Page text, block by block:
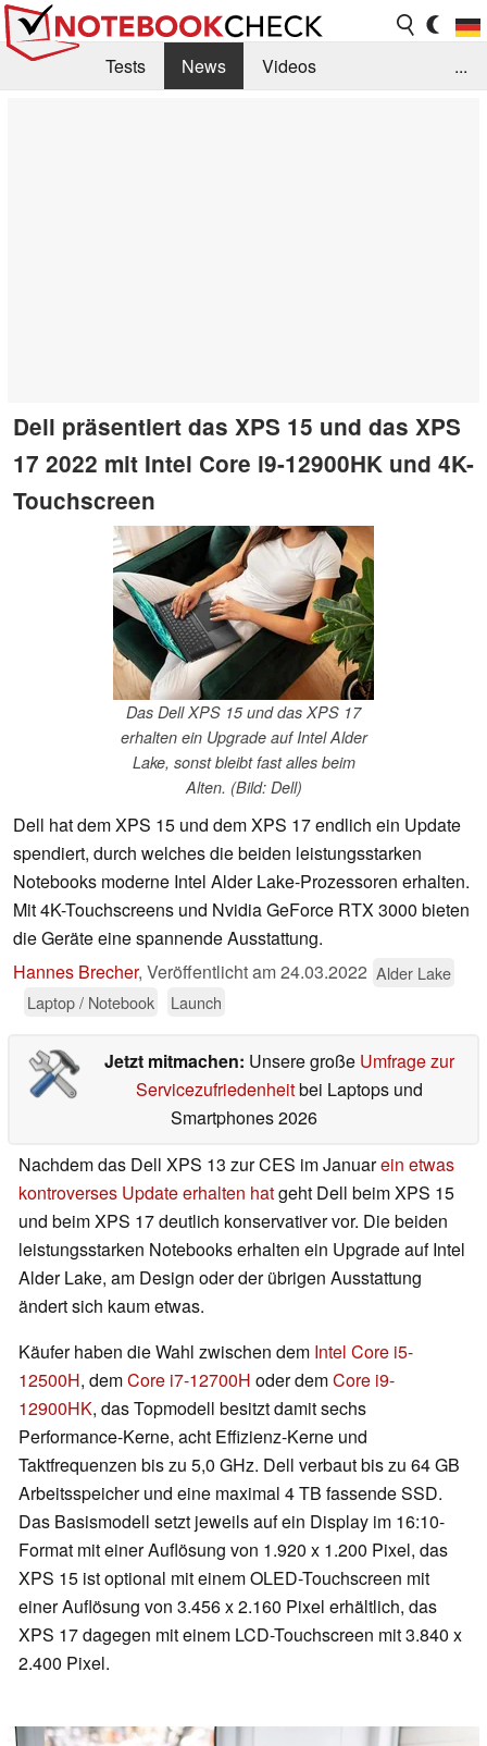
Tests News
Videos
...
Dell präsentiert das XPS 15 und das XPS
17 2022 mit Intel Core i9-12900HK und 4K-
Touchscreen
Das Dell XPS 15 und das XPS 17
erhalten ein Upgrade auf Intel Alder
Lake, sonst bleibt fast alles beim
Alten. (Bild: Dell)
Dell hat dem XPS 15 und dem XPS 17 endlich ein Update
spendiert, durch welches die beiden leistungsstarken
Notebooks moderne Intel Alder Lake-Prozessoren erhalten.
Mit 4K-Touchscreens und Nvidia GeForce RTX 3000 bieten
die Geräte eine spannende Ausstattung.
Hannes Brecher, Veröffentlicht am24.03.2022 Alder Lake
Laptop / Notebook
Launch
Jetzt mitmachen: Unsere große Umfrage zur
Servicezufriedenheitbei Laptops und
Smartphones 2026
Nachdem das Dell XPS 13 zur CES im Januarein etwas
kontroverses Update erhalten hatgeht Dell beim XPS 15
und beim XPS 17 deutlich konservativer vor. Die beiden
leistungsstarken Notebooks erhalten ein Upgrade auf Intel
Alder Lake, am Design oder der übrigen Ausstattung
ändert sich kaum etwas.
Käufer haben die Wahl zwischen dem Intel Core i5-
12500H, demCore i7-12700H oder demCore i9-
12900HK, das Topmodell besitzt damit sechs
Performance-Kerne, acht Effizienz-Kerne und
Taktfrequenzen bis zu 5,0 GHz. Dell verbaut bis zu 64 GB
Arbeitsspeicher und eine maximal 4 TB fassende SSD.
Das Basismodell setzt jeweils auf ein Display im 16:10-
Format mit einer Auflösung von 1.920 x 1.200 Pixel, das
XPS 15 ist optional mit einem OLED-Touchscreen mit
einer Auflösung von 3.456 x 2.160 Pixel erhältlich, das
XPS 17 dagegen mit einem LCD-Touchscreen mit 3.840 x
2.400 Pixel.